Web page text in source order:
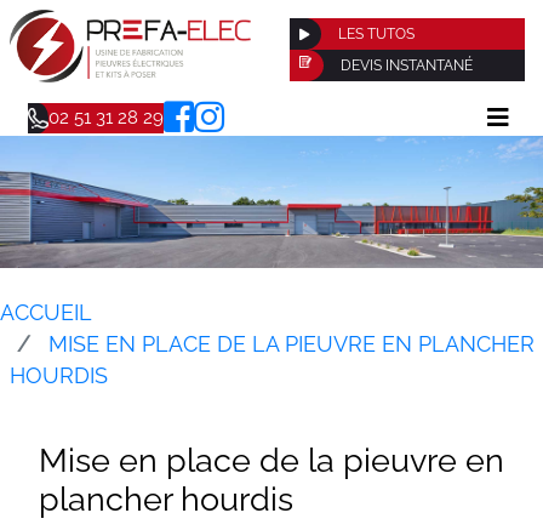
LES TUTOS
DEVIS INSTANTANÉ
02 51 31 28 29
ACCUEIL
MISE EN PLACE DE LA PIEUVRE EN PLANCHER
HOURDIS
Mise en place de la pieuvre en
plancher hourdis